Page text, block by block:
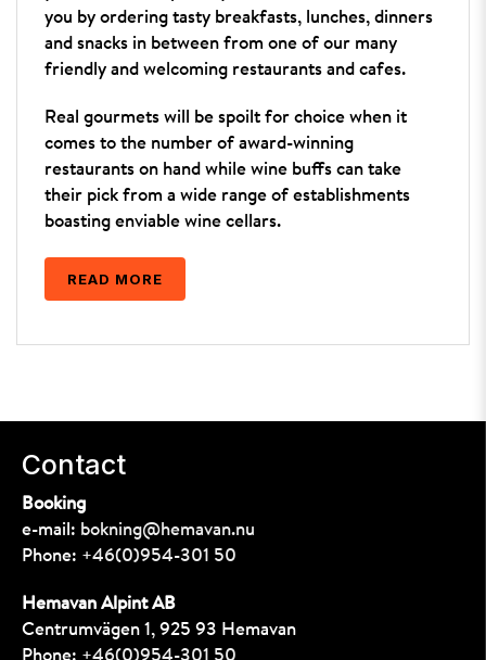
you by ordering tasty breakfasts, lunches, dinners
and snacks in between from one of our many
friendly and welcoming restaurants and cafes.
Real gourmets will be spoilt for choice when it
comes to the number of award-winning
restaurants on hand while wine buffs can take
their pick from a wide range of establishments
boasting enviable wine cellars.
READ MORE
Contact
Booking
e-mail: bokning@hemavan.nu
Phone: +46(0)954-301 50
Hemavan Alpint AB
Centrumvägen 1, 925 93 Hemavan
Phone: +46(0)954-301 50